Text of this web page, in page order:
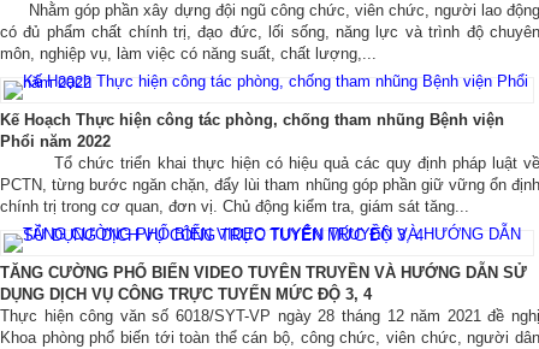
Nhằm góp phần xây dựng đội ngũ công chức, viên chức, người lao động
có đủ phẩm chất chính trị, đạo đức, lối sống, năng lực và trình độ chuyên
môn, nghiệp vụ, làm việc có năng suất, chất lượng,...
Kế Hoạch Thực hiện công tác phòng, chống tham nhũng Bệnh viện
Phổi năm 2022
Tổ chức triển khai thực hiện có hiệu quả các quy định pháp luật về
PCTN, từng bước ngăn chặn, đẩy lùi tham nhũng góp phần giữ vững ổn định
chính trị trong cơ quan, đơn vị. Chủ động kiểm tra, giám sát tăng...
TĂNG CƯỜNG PHỔ BIẾN VIDEO TUYÊN TRUYỀN VÀ HƯỚNG DẪN SỬ
DỤNG DỊCH VỤ CÔNG TRỰC TUYẾN MỨC ĐỘ 3, 4
Thực hiện công văn số 6018/SYT-VP ngày 28 tháng 12 năm 2021 đề nghị
Khoa phòng phổ biến tới toàn thể cán bộ, công chức, viên chức, người dân